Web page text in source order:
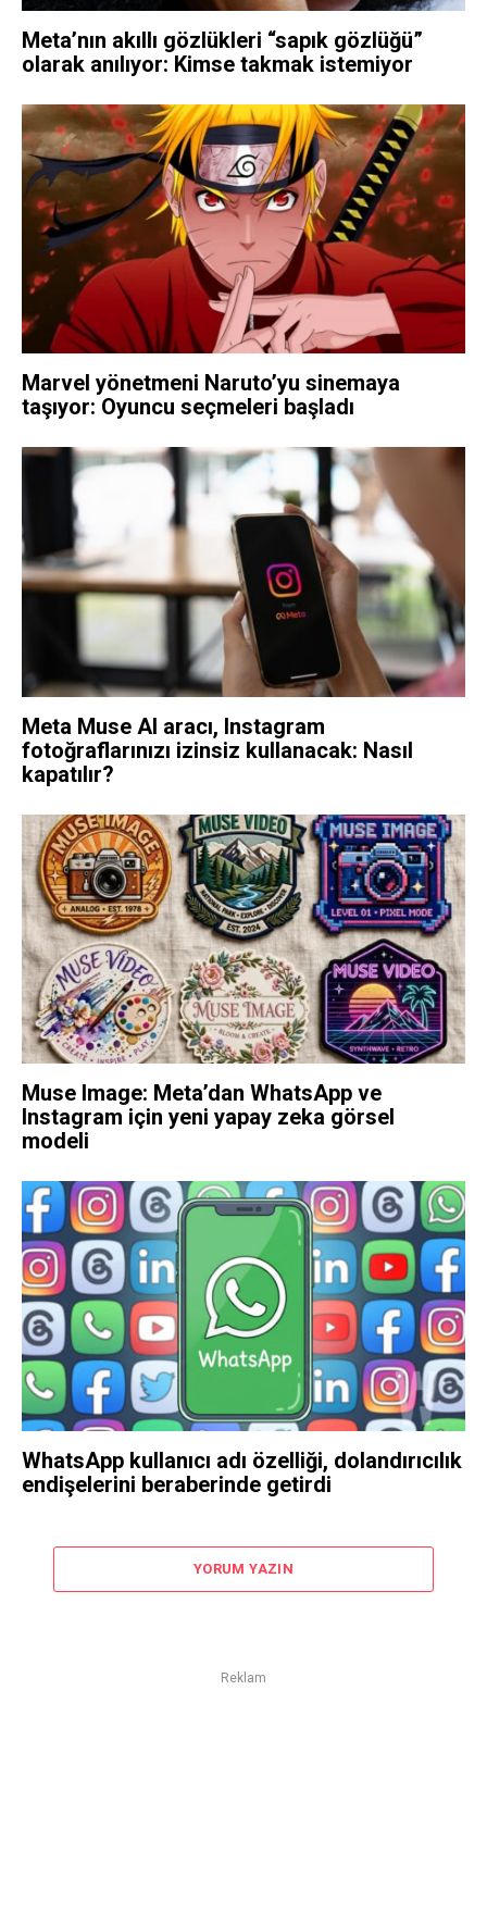
Meta’nın akıllı gözlükleri “sapık gözlüğü”
olarak anılıyor: Kimse takmak istemiyor
Marvel yönetmeni Naruto’yu sinemaya
taşıyor: Oyuncu seçmeleri başladı
Meta Muse AI aracı, Instagram
fotoğraflarınızı izinsiz kullanacak: Nasıl
kapatılır?
Muse Image: Meta’dan WhatsApp ve
Instagram için yeni yapay zeka görsel
modeli
WhatsApp kullanıcı adı özelliği, dolandırıcılık
endişelerini beraberinde getirdi
YORUM YAZIN
Reklam